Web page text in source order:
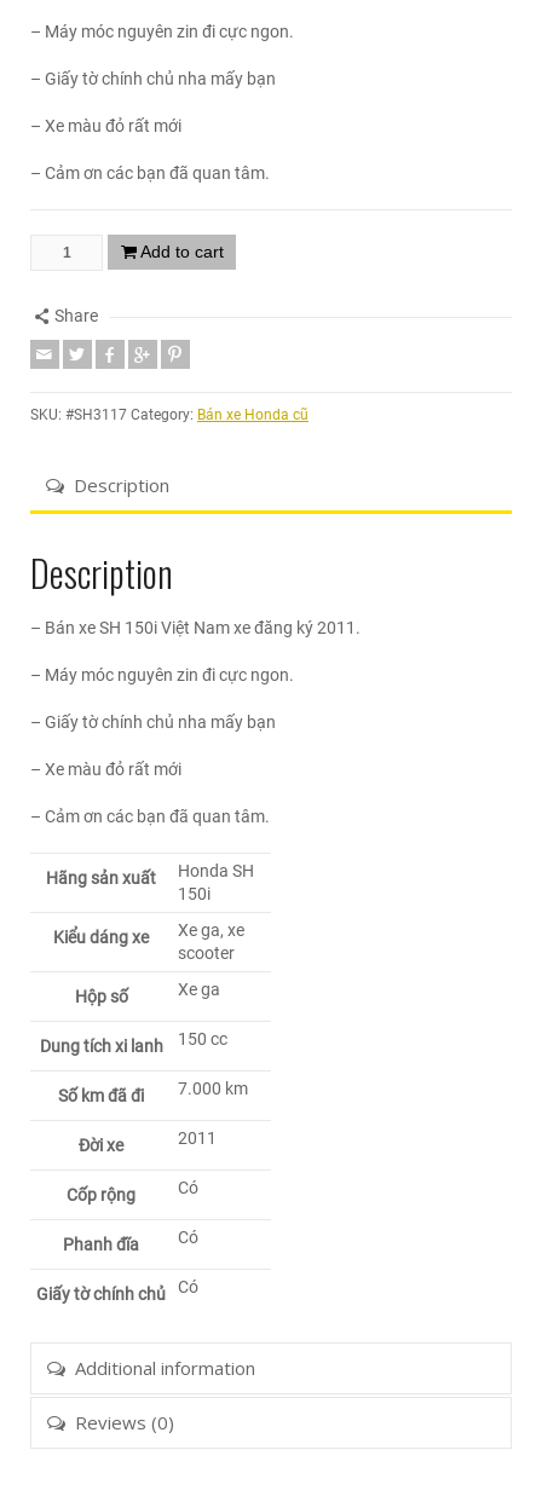
– Máy móc nguyên zin đi cực ngon.
– Giấy tờ chính chủ nha mấy bạn
– Xe màu đỏ rất mới
– Cảm ơn các bạn đã quan tâm.
Add to cart
Share
SKU: #SH3117 Category: Bán xe Honda cũ
Description
Description
– Bán xe SH 150i Việt Nam xe đăng ký 2011.
– Máy móc nguyên zin đi cực ngon.
– Giấy tờ chính chủ nha mấy bạn
– Xe màu đỏ rất mới
– Cảm ơn các bạn đã quan tâm.
Hãng sản xuất
Honda SH
150i
Kiểu dáng xe
Xe ga, xe
scooter
Hộp số Xe ga
Dung tích xi lanh 150 cc
Số km đã đi 7.000 km
Đời xe 2011
Cốp rộng Có
Phanh đĩa Có
Giấy tờ chính chủ Có
Additional information
Reviews (0)